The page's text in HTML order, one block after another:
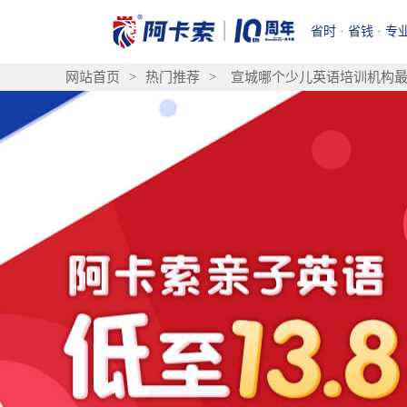
省时 · 省钱 · 专
网站首页 > 热门推荐 > 宣城哪个少儿英语培训机构